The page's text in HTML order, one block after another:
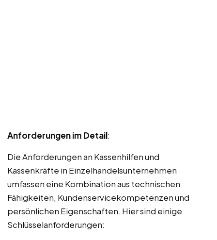
Anforderungen im Detail:
Die Anforderungen an Kassenhilfen und
Kassenkräfte in Einzelhandelsunternehmen
umfassen eine Kombination aus technischen
Fähigkeiten, Kundenservicekompetenzen und
persönlichen Eigenschaften. Hier sind einige
Schlüsselanforderungen: